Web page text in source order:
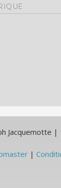
Jacquemotte |
|